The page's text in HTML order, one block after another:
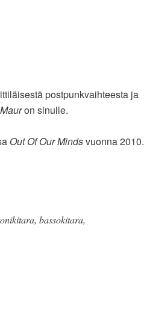
postpunkvaihteesta ja
on sinulle.
Out Of Our Mindsvuonna 2010.
bassokitara,